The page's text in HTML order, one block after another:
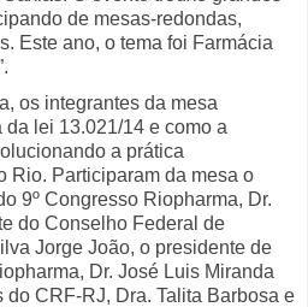
de mesas-redondas,
Este ano, o tema foi Farmácia
os integrantes da mesa
lei 13.021/14 e como a
a prática
Rio. Participaram da mesa o
9º Congresso Riopharma, Dr.
do Conselho Federal de
Jorge João, o presidente de
Dr. José Luis Miranda
do CRF-RJ, Dra. Talita Barbosa e